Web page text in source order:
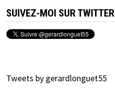
SUIVEZ-MOI SUR TWITTER
Tweets by gerardlonguet55